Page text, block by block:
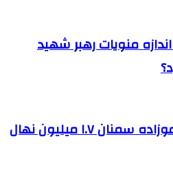
منویات رهبر شهید
نهالستان شهید عموزاده سمنان ۱.۷ میلیون نهال